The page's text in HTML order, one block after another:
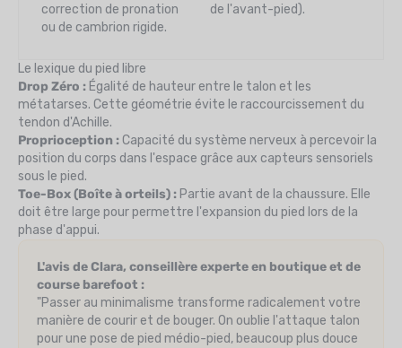
correction de pronation
ou de cambrion rigide.
de l'avant-pied).
Le lexique du pied libre
Drop Zéro : Égalité de hauteur entre le talon et les
métatarses. Cette géométrie évite le raccourcissement du
tendon d'Achille.
Proprioception : Capacité du système nerveux à percevoir la
position du corps dans l'espace grâce aux capteurs sensoriels
sous le pied.
Toe-Box (Boîte à orteils) : Partie avant de la chaussure. Elle
doit être large pour permettre l'expansion du pied lors de la
phase d'appui.
L'avis de Clara, conseillère experte en boutique et de
course barefoot :
"Passer au minimalisme transforme radicalement votre
manière de courir et de bouger. On oublie l'attaque talon
pour une pose de pied médio-pied, beaucoup plus douce